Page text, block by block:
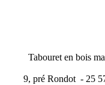
Tabouret en bois
9, pré Rondot - 25